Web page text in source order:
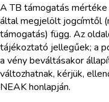
A TB támogatás
által megjelölt jogcímtől
támogatás) függ. Az
tájékoztató jellegűek; a
a vény beváltásakor
változhatnak, kérjük,
NEAK honlapján.